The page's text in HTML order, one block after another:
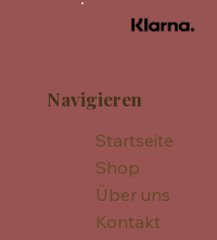
Navigieren
Startseite
Shop
Über uns
Kontakt